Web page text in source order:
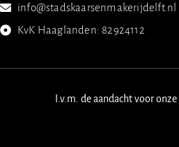
info@stadskaarsenmakerijdelft.nl
KvK Haaglanden: 82924112
I.v.m. de aandacht voor